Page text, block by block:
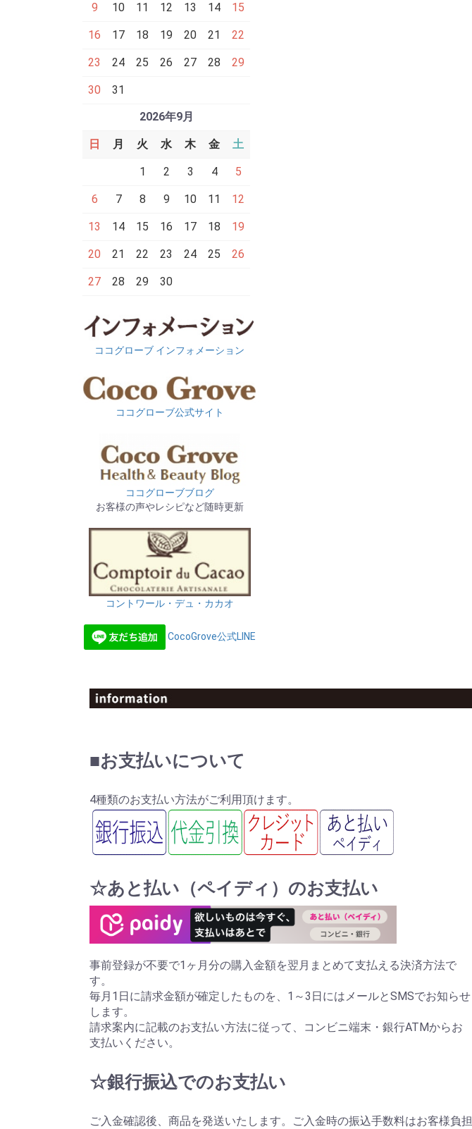
9 10 11 12 13 14 15
16 17 18 19 20 21 22
23 24 25 26 27 28 29
30
31
2026年9月
日 月 火 水 木 金 土
1 2 3 4 5
6 7 8 9 10 11 12
13 14 15 16 17 18 19
20 21 22 23 24 25 26
27 28 29 30
ココグローブ インフォメーション
ココグローブ公式サイト
ココグローブブログ
お客様の声やレシピなど随時更新
コントワール・デュ・カカオ
CocoGrove公式LINE
■お支払いについて
4種類のお支払い方法がご利用頂けます。
☆あと払い（ペイディ）のお支払い
事前登録が不要で1ヶ月分の購入金額を翌月まとめて支払える決済方法で
す。
毎月1日に請求金額が確定したものを、1～3日にはメールとSMSでお知らせ
します。
請求案内に記載のお支払い方法に従って、コンビニ端末・銀行ATMからお
支払いください。
☆銀行振込でのお支払い
ご入金確認後、商品を発送いたします。ご入金時の振込手数料はお客様負担